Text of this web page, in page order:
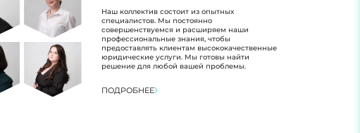
Наш коллектив состоит из опытных
специалистов. Мы постоянно
совершенствуемся и расширяем наши
профессиональные знания, чтобы
предоставлять клиентам высококачественные
юридические услуги. Мы готовы найти
решение для любой вашей проблемы.
ПОДРОБНЕЕ